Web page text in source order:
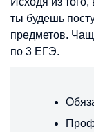
ты будешь
предметов.
по 3 ЕГЭ.